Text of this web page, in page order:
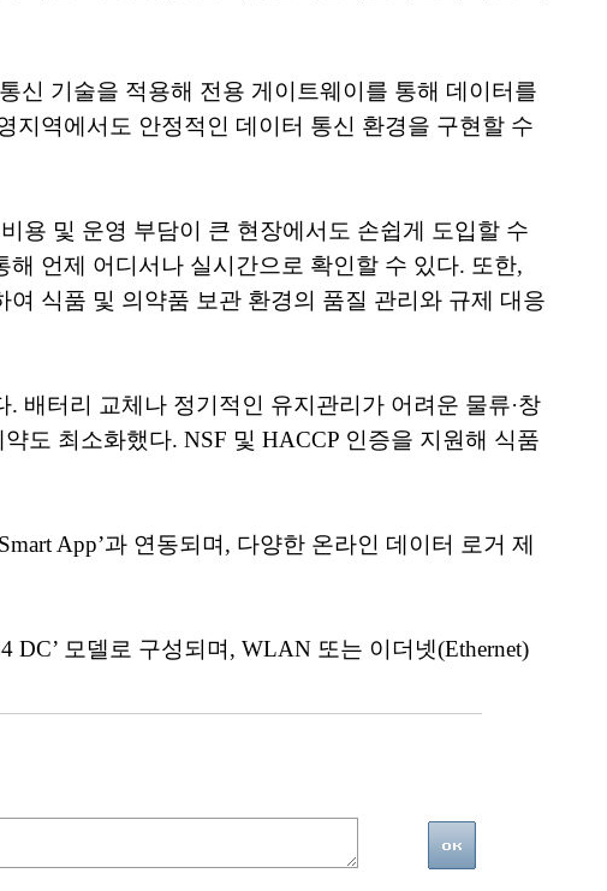
신 기술을 적용해 전용 게이트웨이를 통해 데이터를
지역에서도 안정적인 데이터 통신 환경을 구현할 수
용 및 운영 부담이 큰 현장에서도 손쉽게 도입할 수
해 언제 어디서나 실시간으로 확인할 수 있다. 또한,
식품 및 의약품 보관 환경의 품질 관리와 규제 대응
배터리 교체나 정기적인 유지관리가 어려운 물류·창
도 최소화했다. NSF 및 HACCP 인증을 지원해 식품
App’과 연동되며, 다양한 온라인 데이터 로거 제
DC’ 모델로 구성되며, WLAN 또는 이더넷(Ethernet)